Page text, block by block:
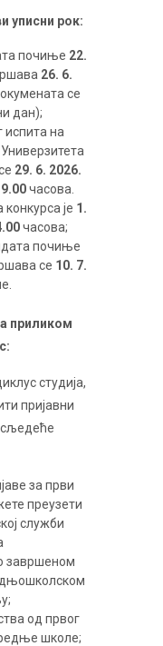
уписни рок:
почиње 22.
26. 6.
се
дан);
испита на
29. 6. 2026.
9.00часова.
је 1.
часова;
почиње
се 10. 7.
приликом
студија,
пријавни
за први
преузети
служби
завршеном
од првог
школе;